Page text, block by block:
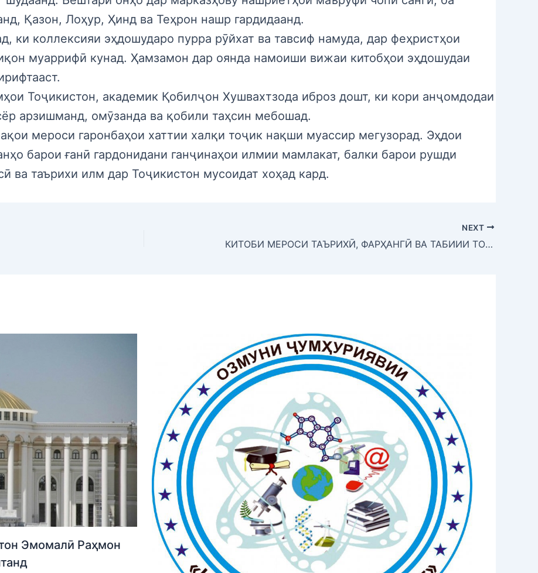
Қазон, Лоҳур, Ҳинд ва Теҳрон нашр гардидаанд.
ки коллексияи эҳдошударо пурра рӯйхат ва тавсиф намуда, дар феҳристҳои
муаррифӣ кунад. Ҳамзамон дар оянда намоиши вижаи китобҳои эҳдошудаи
Тоҷикистон, академик Қобилҷон Хушвахтзода иброз дошт, ки кори анҷомдодаи
арзишманд, омӯзанда ва қобили таҳсин мебошад.
мероси гаронбаҳои хаттии халқи тоҷик нақши муассир мегузорад. Эҳдои
барои ғанӣ гардонидани ганҷинаҳои илмии мамлакат, балки барои рушди
ва таърихи илм дар Тоҷикистон мусоидат хоҳад кард.
NEXT
КИТОБИ МЕРОСИ ТАЪРИХӢ, ФАРҲАНГӢ ВА ТАБИИИ ТОҶИКИСТОН АЗ ЧОП БАРОМАД
Эмомалӣ Раҳмон